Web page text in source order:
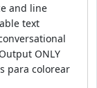
and line
text
ONLY
para colorear